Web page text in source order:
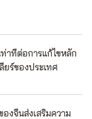
าทีต่อการแก้ไขหลัก
ยร์ของประเทศ
งจีนส่งเสริมความ